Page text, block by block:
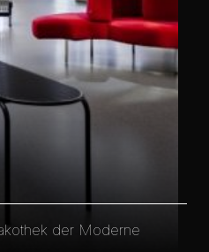
der Moderne